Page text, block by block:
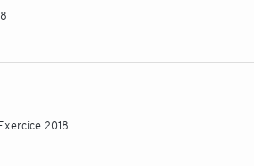
2018